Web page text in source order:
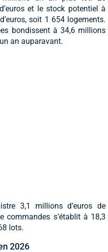
et le stock potentiel à
soit 1 654 logements.
bondissent à 34,6 millions
an auparavant.
3,1 millions d’euros de
commandes s’établit à 18,3
lots.
2026